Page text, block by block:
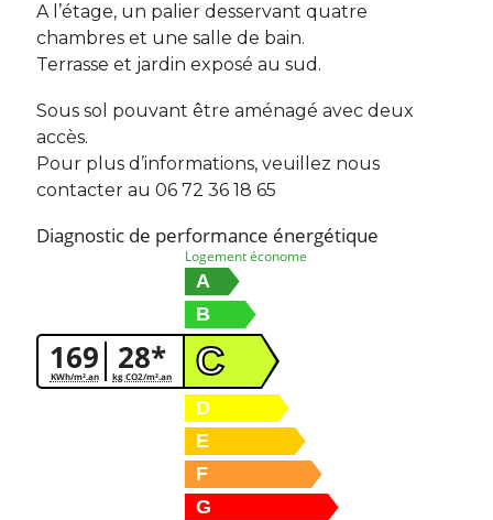
A l’étage, un palier desservant quatre
chambres et une salle de bain.
Terrasse et jardin exposé au sud.
Sous sol pouvant être aménagé avec deux
accès.
Pour plus d’informations, veuillez nous
contacter au 06 72 36 18 65
Diagnostic de performance énergétique
169
KWh/m².an 28*
kg CO2/m².an
Logement économe
A
B
C
D
E
F
G